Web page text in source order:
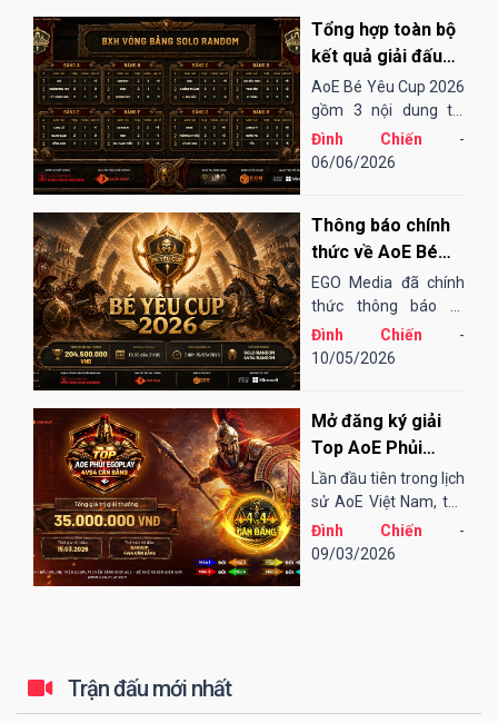
sân chơi...
Tổng hợp toàn bộ
kết quả giải đấu
AoE Bé Yêu Cup
2026
AoE Bé Yêu Cup 2026
gồm 3 nội dung thi
đấu: Solo Random,
Solo Shang và 4vs4
Online qua nền tảng
EGOPLAY, các trận
bán kết và chung...
Đình Chiến -
06/06/2026
Thông báo chính
thức về AoE Bé
Yêu Cup 2026
EGO Media đã chính
thức thông báo tổ
chức giải đấu AoE Bé
Yêu Cup 2026 (lần
Đình Chiến -
10/05/2026
Mở đăng ký giải
Top AoE Phủi
EGOPLAY - 4vs4
Cân bằng
Lần đầu tiên trong lịch
sử AoE Việt Nam, thể
thức "4vs4 Cân bằng"
được áp dụng trong
Đình Chiến -
09/03/2026
Trận đấu mới nhất